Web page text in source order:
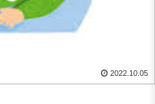
2022.10.05